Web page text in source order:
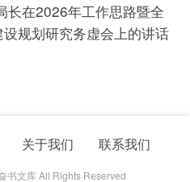
长在2026年工作思路暨全
规划研究务虚会上的讲话
关于我们 联系我们
书文库 All Rights Reserved